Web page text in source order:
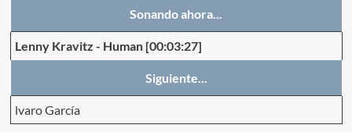
Sonando ahora...
Lenny Kravitz - Human [00:03:27]
Siguiente...
lvaro García